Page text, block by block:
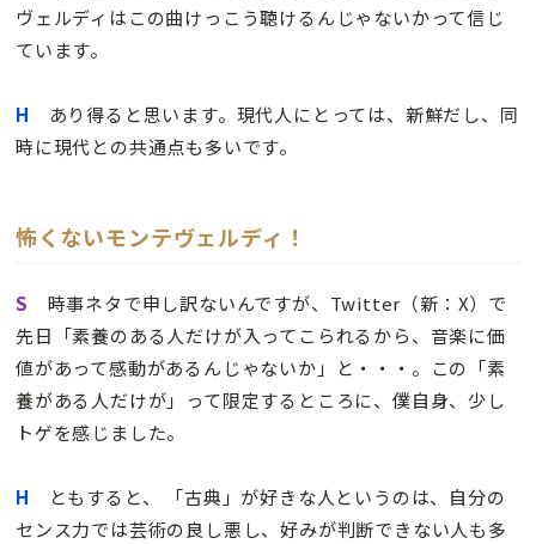
ヴェルディはこの曲けっこう聴けるんじゃないかって信じ
ています。
H あり得ると思います。現代人にとっては、新鮮だし、同
時に現代との共通点も多いです。
怖くないモンテヴェルディ！
S 時事ネタで申し訳ないんですが、Twitter（新：X）で
先日「素養のある人だけが入ってこられるから、音楽に価
値があって感動があるんじゃないか」と・・・。この「素
養がある人だけが」って限定するところに、僕自身、少し
トゲを感じました。
H ともすると、 「古典」が好きな人というのは、自分の
センス力では芸術の良し悪し、好みが判断できない人も多